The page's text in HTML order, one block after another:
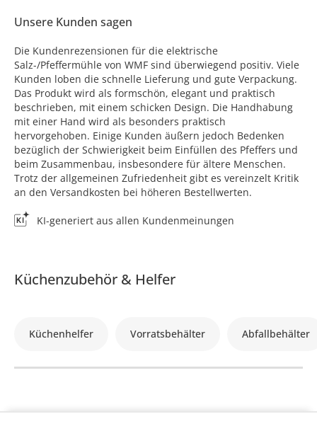
Unsere Kunden sagen
Die Kundenrezensionen für die elektrische
Salz-/Pfeffermühle von WMF sind überwiegend positiv. Viele
Kunden loben die schnelle Lieferung und gute Verpackung.
Das Produkt wird als formschön, elegant und praktisch
beschrieben, mit einem schicken Design. Die Handhabung
mit einer Hand wird als besonders praktisch
hervorgehoben. Einige Kunden äußern jedoch Bedenken
bezüglich der Schwierigkeit beim Einfüllen des Pfeffers und
beim Zusammenbau, insbesondere für ältere Menschen.
Trotz der allgemeinen Zufriedenheit gibt es vereinzelt Kritik
an den Versandkosten bei höheren Bestellwerten.
KI-generiert aus allen Kundenmeinungen
Küchenzubehör & Helfer
Küchenhelfer Vorratsbehälter Abfallbehälter